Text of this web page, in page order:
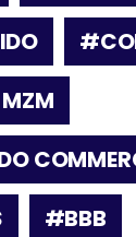
#BBB